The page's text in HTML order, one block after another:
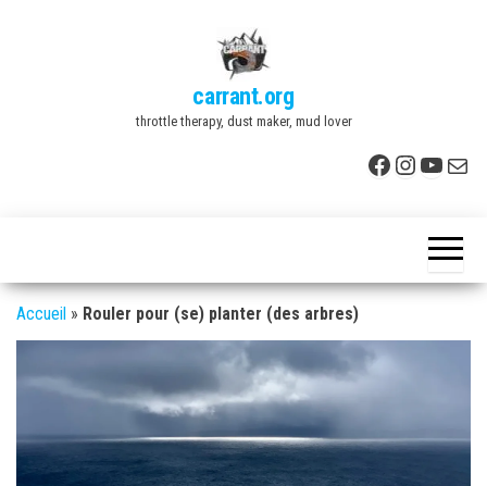
carrant.org
throttle therapy, dust maker, mud lover
Facebook
E-
Accueil » Rouler pour (se) planter (des arbres)